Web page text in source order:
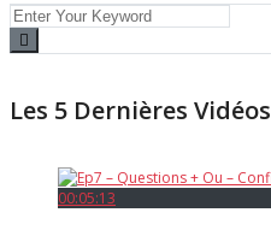
Les 5 Dernières Vidéos
00:05:13